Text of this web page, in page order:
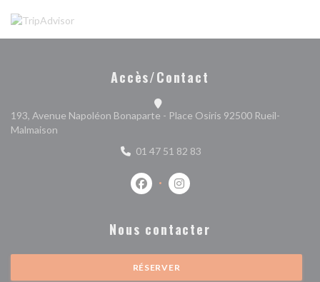
Accès/Contact
193, Avenue Napoléon Bonaparte - Place Osiris 92500 Rueil-
Malmaison
01 47 51 82 83
Facebook ((ouvre une nouvelle
Instagram ((ouvre une
Nous contacter
RÉSERVER